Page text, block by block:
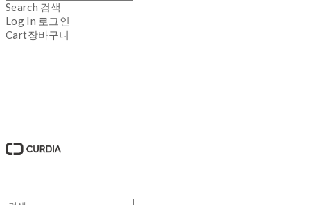
Search 검색
Log In 로그인
Cart장바구니